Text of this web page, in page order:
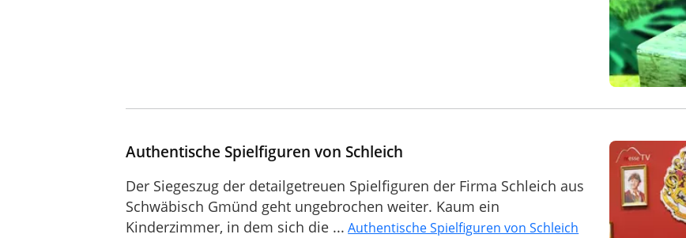
Authentische Spielfiguren von Schleich
Der Siegeszug der detailgetreuen Spielfiguren der Firma Schleich aus
Schwäbisch Gmünd geht ungebrochen weiter. Kaum ein
Kinderzimmer, in dem sich die ... Authentische Spielfiguren von Schleich